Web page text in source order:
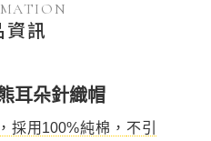
資訊
耳朵針織帽
採用100%純棉， 不引